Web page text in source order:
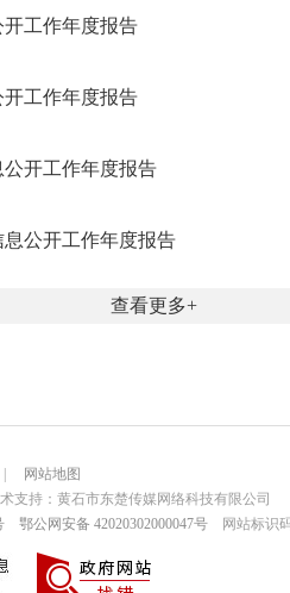
开工作年度报告
开工作年度报告
公开工作年度报告
公开工作年度报告
查看更多
网站地图
持：黄石市东楚传媒网络科技有限公司
鄂公网安备 42020302000047号 网站标识